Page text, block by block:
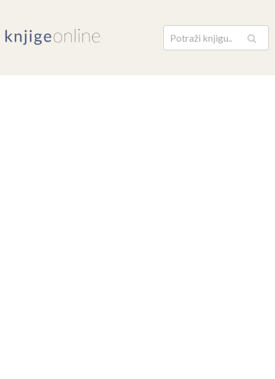
Pretraga